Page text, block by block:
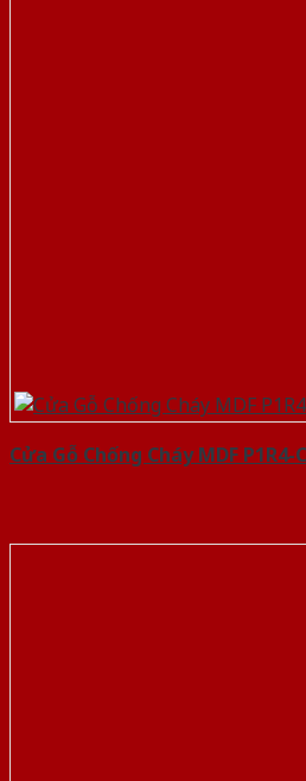
Cửa Gỗ Chống Cháy MDF P1R4-